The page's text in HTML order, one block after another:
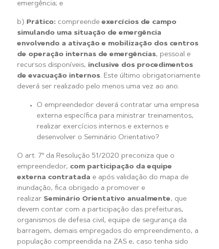
emergência; e
b) Prático: compreende exercícios de campo
simulando uma situação de emergência
envolvendo a ativação e mobilização dos centros
de operação internas de emergências, pessoal e
recursos disponíveis, inclusive dos procedimentos
de evacuação internos. Este último obrigatoriamente
deverá ser realizado pelo menos uma vez ao ano.
O empreendedor deverá contratar uma empresa
externa específica para ministrar treinamentos,
realizar exercícios internos e externos e
desenvolver o Seminário Orientativo?
O art. 7º da Resolução 51/2020 preconiza que o
empreendedor, com participação da equipe
externa contratada e após validação do mapa de
inundação, fica obrigado a promover e
realizar Seminário Orientativo anualmente, que
devem contar com a participação das prefeituras,
organismos de defesa civil, equipe de segurança da
barragem, demais empregados do empreendimento, a
população compreendida na ZAS e, caso tenha sido